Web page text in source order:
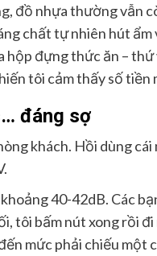
đồ nhựa thường vẫn
chất tự nhiên hút
hộp đựng thức ăn – thứ
tôi cảm thấy số tiền
đáng sợ
khách. Hồi dùng cái
40-42dB. Các
tôi bấm nút xong rồi
mức phải chiếu một